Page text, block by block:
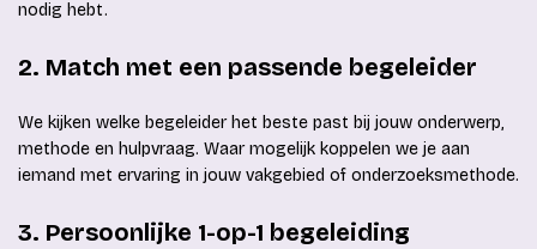
nodig hebt.
2. Match met een passende begeleider
We kijken welke begeleider het beste past bij jouw onderwerp,
methode en hulpvraag. Waar mogelijk koppelen we je aan
iemand met ervaring in jouw vakgebied of onderzoeksmethode.
3. Persoonlijke 1-op-1 begeleiding